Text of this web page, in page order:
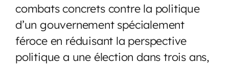
combats concrets contre la politique
d’un gouvernement spécialement
féroce en réduisant la perspective
politique a une élection dans trois ans,